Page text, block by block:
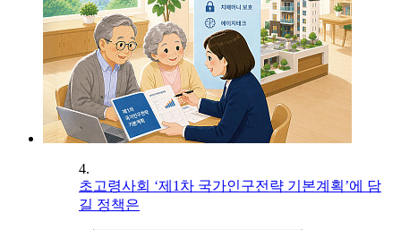
4.
초고령사회 ‘제1차 국가인구전략 기본계획’에 담
길 정책은